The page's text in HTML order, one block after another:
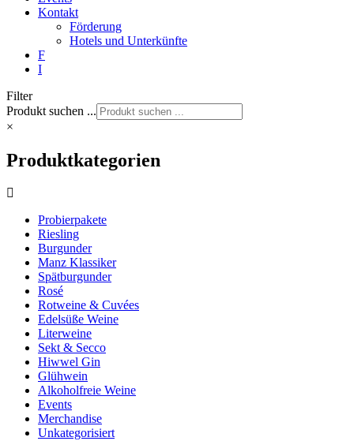
Kontakt
Förderung
Hotels und Unterkünfte
F
I
Filter
Produkt suchen ...
×
Produktkategorien
Probierpakete
Riesling
Burgunder
Manz Klassiker
Spätburgunder
Rosé
Rotweine & Cuvées
Edelsüße Weine
Literweine
Sekt & Secco
Hiwwel Gin
Glühwein
Alkoholfreie Weine
Events
Merchandise
Unkategorisiert